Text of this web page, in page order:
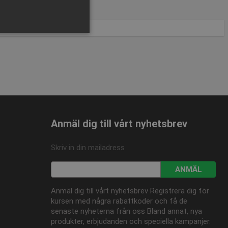
Anmäl dig till vårt nyhetsbrev
Skriv in din mailadress
ANMÄL
Anmäl dig till vårt nyhetsbrev Registrera dig för
kursen med några rabattkoder och få de
senaste nyheterna från oss Bland annat, nya
produkter, erbjudanden och speciella kampanjer.
tjänsten för att komma
Det är nödvändigt att